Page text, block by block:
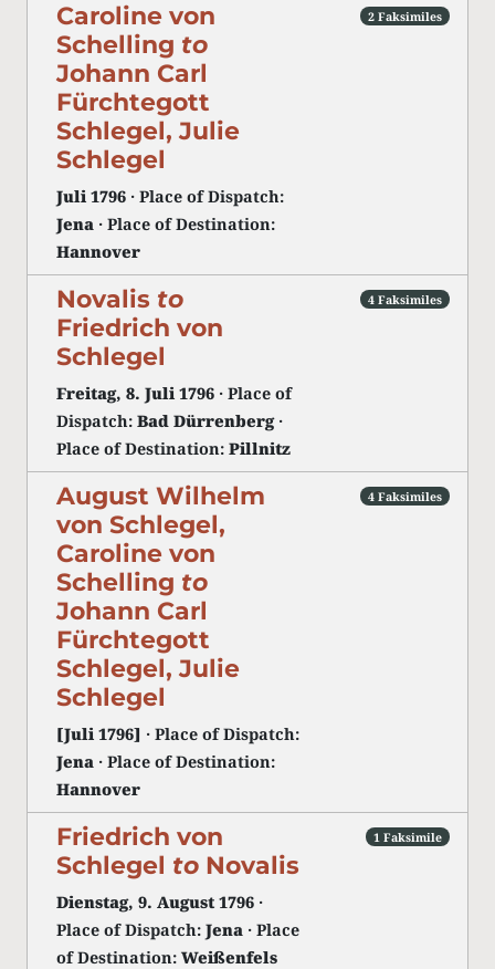
Caroline von
Schelling to
Johann Carl
Fürchtegott
Schlegel, Julie
Schlegel
Juli 1796 · Place of Dispatch:
Jena · Place of Destination:
Hannover
2 Faksimiles
Novalis to
Friedrich von
Schlegel
Freitag, 8. Juli 1796 · Place of
Dispatch: Bad Dürrenberg·
Place of Destination: Pillnitz
4 Faksimiles
August Wilhelm
von Schlegel,
Caroline von
Schelling to
Johann Carl
Fürchtegott
Schlegel, Julie
Schlegel
[Juli 1796] · Place of Dispatch:
Jena · Place of Destination:
Hannover
4 Faksimiles
Friedrich von
Schlegel to Novalis
Dienstag, 9. August 1796 ·
Place of Dispatch: Jena · Place
of Destination: Weißenfels
1 Faksimile